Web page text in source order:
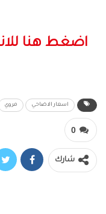
اضغط هنا
اسعار الاضاحي مروي
0
شارك